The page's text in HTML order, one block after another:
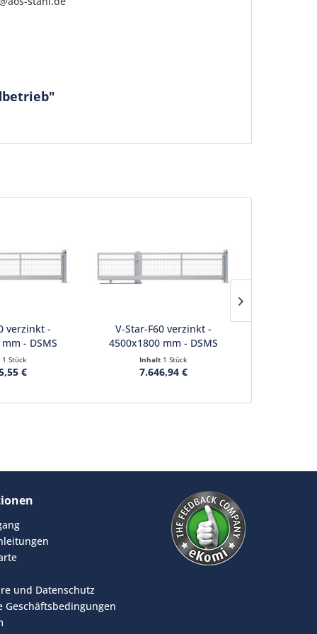
verzinkt -
- DSMS
8...
1 Stück
€
V-Star-F60 verzinkt -
4500x1800 mm - DSMS
8/6/8...
Inhalt 1 Stück
7.646,94 €
und Datenschutz
Geschäftsbedingungen